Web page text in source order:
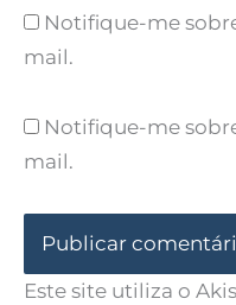
Notifique-me
mail.
Notifique-me
mail.
Este site utiliza o